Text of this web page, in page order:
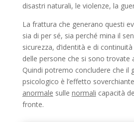
disastri naturali, le violenze, la
La frattura che generano questi
sia di per sé, sia perché mina il
sicurezza, d’identità e di
delle persone che si sono trovate
Quindi potremo concludere che il
psicologico è l’effetto
anormale sulle normali capacità
fronte.